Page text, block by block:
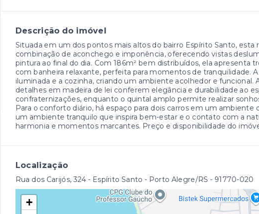
Descrição do imóvel
Situada em um dos pontos mais altos do bairro Espírito Santo, esta
combinação de aconchego e imponência, oferecendo vistas
pintura ao final do dia. Com 186m² bem distribuídos, ela apresenta
com banheira relaxante, perfeita para momentos de tranquilidade.
iluminada e a cozinha, criando um ambiente acolhedor e funcional.
detalhes em madeira de lei conferem elegância e durabilidade ao
confraternizações, enquanto o quintal amplo permite realizar
Para o conforto diário, há espaço para dois carros em um
um ambiente tranquilo que inspira bem-estar e o contato com a
harmonia e momentos marcantes. Preço e disponibilidade do
Localização
Rua dos Carijós, 324 - Espírito Santo - Porto Alegre/RS - 91770-020
+